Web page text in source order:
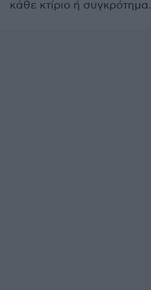
κάθε κτίριο ή συγκρότημα.